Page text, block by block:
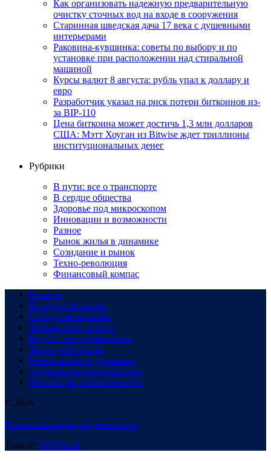
Как организовать надежную предварительную
очистку сточных вод на входе в сооружения
Старинная шведская дача 17 века с душевными
интерьерами
Раковина-кувшинка: советы по выбору и по
установке при расположении над стиральной
машиной
Курсы валют 8 августа: рубль упал к доллару и
евро
Разработчик указал на риск потери биткоинов из-
за BIP-110
Цена биткоина может достичь 1,3 млн долларов
США: Мэтт Хоуган из Bitwise ждет триллионы
институциональных денег
Рубрики
В пути: все о транспорте
В сердце общества
Здоровье под микроскопом
Инновации и возможности
Разное
Рынок жилья в динамике
Созидание и рынок
Техно-революция
Финансовый компас
Главная
В сердце общества
Созидание и рынок
Финансовый компас
В пути: все о транспорте
Техно-революция
Рынок жилья в динамике
Здоровье под микроскопом
Инновации и возможности
© 2026
Политика конфиденциальности
Тема от WP Puzzle